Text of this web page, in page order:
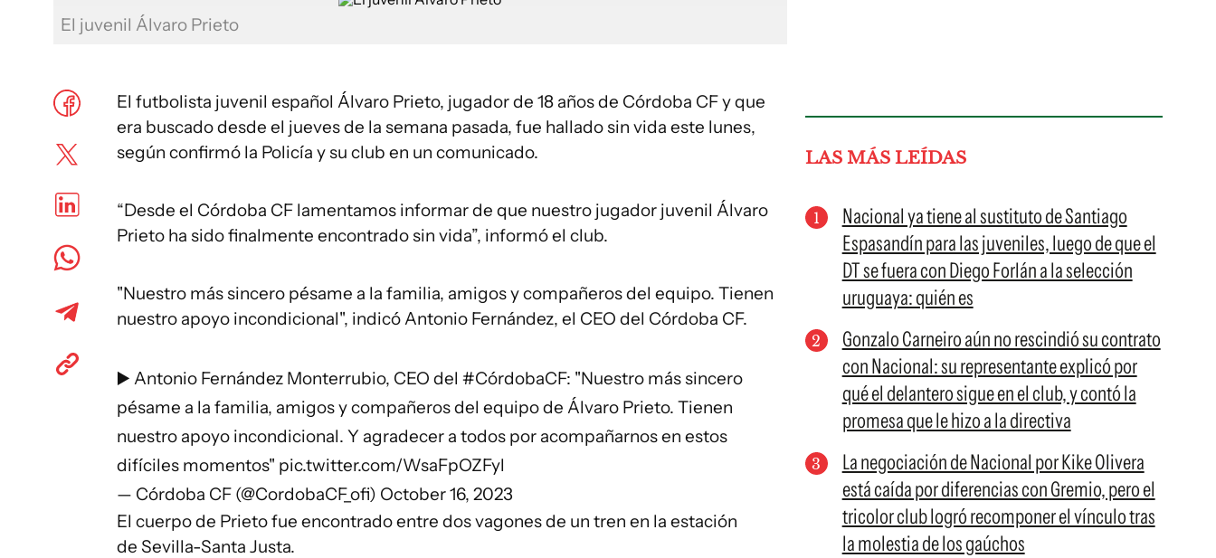
El juvenil Álvaro Prieto
El futbolista juvenil español Álvaro Prieto, jugador de 18 años de Córdoba CF y que
era buscado desde el jueves de la semana pasada, fue hallado sin vida este lunes,
según confirmó la Policía y su club en un comunicado.
“Desde el Córdoba CF lamentamos informar de que nuestro jugador juvenil Álvaro
Prieto ha sido finalmente encontrado sin vida”, informó el club.
"Nuestro más sincero pésame a la familia, amigos y compañeros del equipo. Tienen
nuestro apoyo incondicional", indicó Antonio Fernández, el CEO del Córdoba CF.
▶️ Antonio Fernández Monterrubio, CEO del #CórdobaCF: "Nuestro más sincero
pésame a la familia, amigos y compañeros del equipo de Álvaro Prieto. Tienen
nuestro apoyo incondicional. Y agradecer a todos por acompañarnos en estos
difíciles momentos" pic.twitter.com/WsaFpOZFyl
— Córdoba CF (@CordobaCF_ofi) October 16, 2023
El cuerpo de Prieto fue encontrado entre dos vagones de un tren en la estación
de Sevilla-Santa Justa.
LAS MÁS LEÍDAS
Nacional ya tiene al sustituto de Santiago
Espasandín para las juveniles, luego de que el
DT se fuera con Diego Forlán a la selección
uruguaya: quién es
Gonzalo Carneiro aún no rescindió su contrato
con Nacional: su representante explicó por
qué el delantero sigue en el club, y contó la
promesa que le hizo a la directiva
La negociación de Nacional por Kike Olivera
está caída por diferencias con Gremio, pero el
tricolor club logró recomponer el vínculo tras
la molestia de los gaúchos